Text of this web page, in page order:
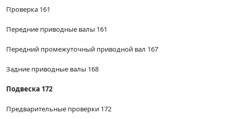
Проверка 161
Передние приводные валы 161
Передний промежуточный приводной вал 167
Задние приводные валы 168
Подвеска 172
Предварительные проверки 172